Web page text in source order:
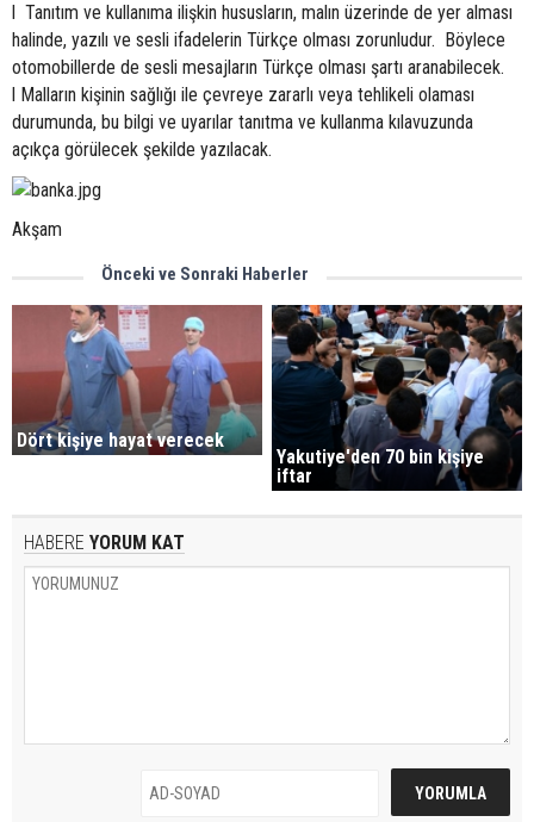
l Tanıtım ve kullanıma ilişkin hususların, malın üzerinde de yer alması
halinde, yazılı ve sesli ifadelerin Türkçe olması zorunludur. Böylece
otomobillerde de sesli mesajların Türkçe olması şartı aranabilecek.
l Malların kişinin sağlığı ile çevreye zararlı veya tehlikeli olaması
durumunda, bu bilgi ve uyarılar tanıtma ve kullanma kılavuzunda
açıkça görülecek şekilde yazılacak.
Akşam
Önceki ve Sonraki Haberler
Dört kişiye hayat verecek
Yakutiye'den 70 bin kişiye
iftar
HABERE YORUM KAT